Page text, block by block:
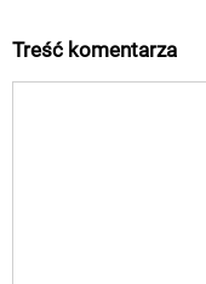
Treść komentarza